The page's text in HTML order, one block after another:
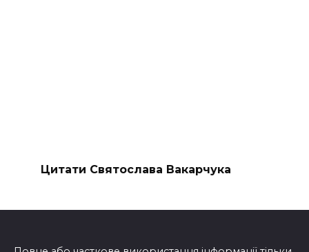
Цитати Святослава Вакарчука